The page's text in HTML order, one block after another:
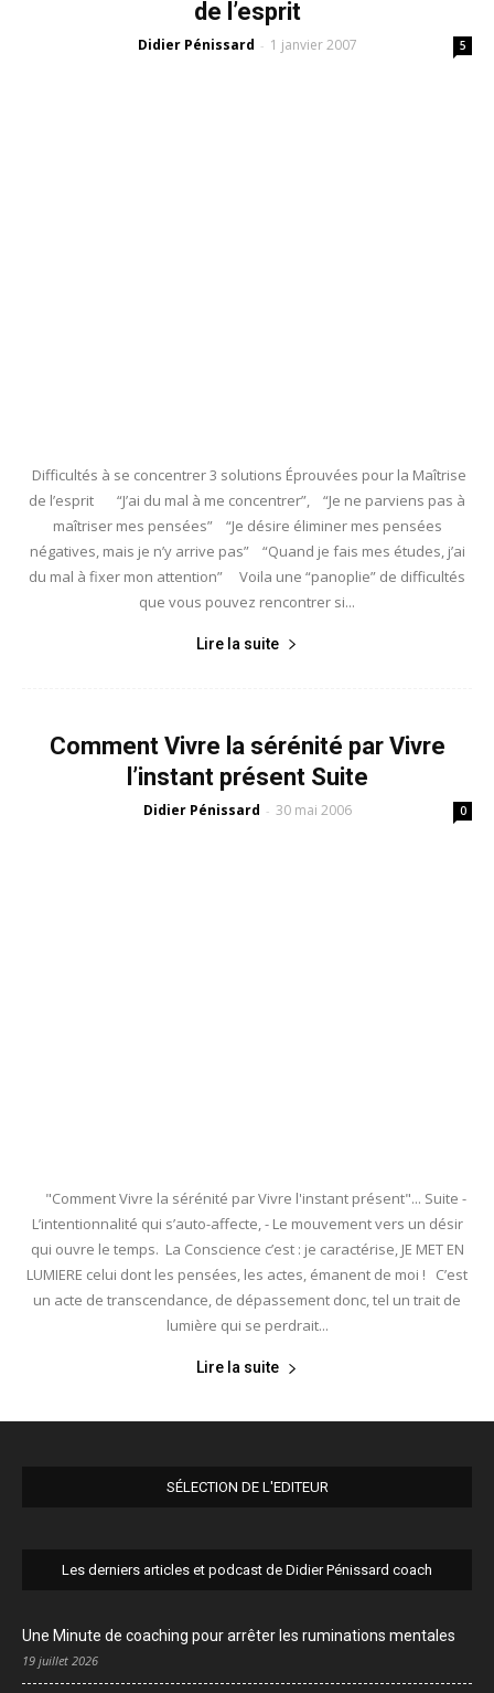
de l’esprit
Didier Pénissard - 1 janvier 2007 5
Difficultés à se concentrer 3 solutions Éprouvées pour la Maîtrise
de l’esprit “J’ai du mal à me concentrer”, “Je ne parviens pas à
maîtriser mes pensées” “Je désire éliminer mes pensées
négatives, mais je n’y arrive pas” “Quand je fais mes études, j’ai
du mal à fixer mon attention” Voila une “panoplie” de difficultés
que vous pouvez rencontrer si...
Lire la suite
Comment Vivre la sérénité par Vivre
l’instant présent Suite
Didier Pénissard - 30 mai 2006 0
"Comment Vivre la sérénité par Vivre l'instant présent"... Suite -
L’intentionnalité qui s’auto-affecte, - Le mouvement vers un désir
qui ouvre le temps. La Conscience c’est : je caractérise, JE MET EN
LUMIERE celui dont les pensées, les actes, émanent de moi ! C’est
un acte de transcendance, de dépassement donc, tel un trait de
lumière qui se perdrait...
Lire la suite
SÉLECTION DE L'EDITEUR
Les derniers articles et podcast de Didier Pénissard coach
Une Minute de coaching pour arrêter les ruminations mentales
19 juillet 2026